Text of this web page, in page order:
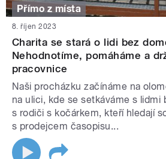
Přímo z místa
8. říjen 2023
Charita se stará o lidi bez
Nehodnotíme, pomáháme a
pracovnice
Naši procházku začínáme na
na ulici, kde se setkáváme s lidmi
s rodiči s kočárkem, kteří hledají
s prodejcem časopisu...